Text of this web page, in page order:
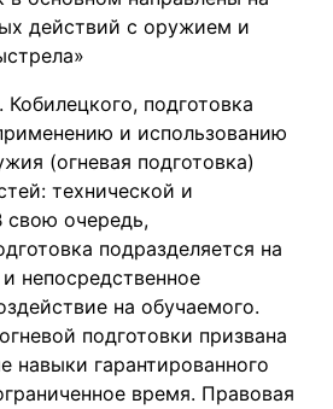
действий с оружием и
подготовка
и использованию
(огневая подготовка)
технической и
свою очередь,
подразделяется на
непосредственное
на обучаемого.
подготовки призвана
навыки гарантированного
время. Правовая